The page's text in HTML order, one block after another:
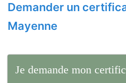
Demander un
Mayenne
Je demande mon